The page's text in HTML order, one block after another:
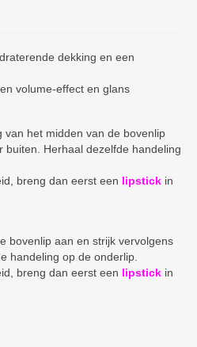
dekking en een
volume-effect en glans
van het midden van de bovenlip
buiten. Herhaal dezelfde handeling
breng dan eerst een lipstick in
bovenlip aan en strijk vervolgens
handeling op de onderlip.
breng dan eerst een lipstick in